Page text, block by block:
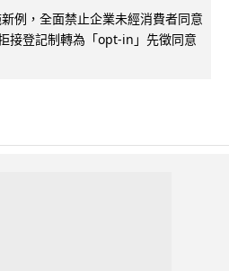
例，全面禁止企業未經消費者同意
接登記制轉為「opt-in」先徵同意